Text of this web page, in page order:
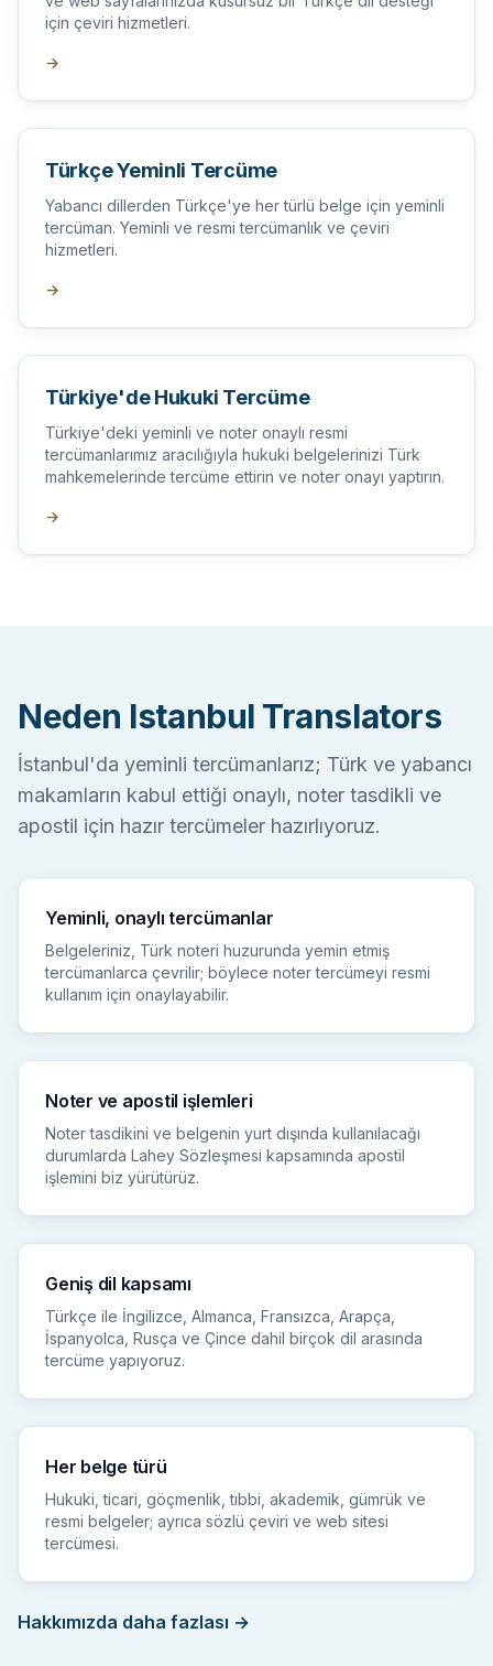
için çeviri hizmetleri.
→
Türkçe Yeminli Tercüme
Yabancı dillerden Türkçe'ye her türlü belge için yeminli
tercüman. Yeminli ve resmi tercümanlık ve çeviri
hizmetleri.
→
Türkiye'de Hukuki Tercüme
Türkiye'deki yeminli ve noter onaylı resmi
tercümanlarımız aracılığıyla hukuki belgelerinizi Türk
mahkemelerinde tercüme ettirin ve noter onayı yaptırın.
→
Neden Istanbul Translators
İstanbul'da yeminli tercümanlarız; Türk ve yabancı
makamların kabul ettiği onaylı, noter tasdikli ve
apostil için hazır tercümeler hazırlıyoruz.
Yeminli, onaylı tercümanlar
Belgeleriniz, Türk noteri huzurunda yemin etmiş
tercümanlarca çevrilir; böylece noter tercümeyi resmi
kullanım için onaylayabilir.
Noter ve apostil işlemleri
Noter tasdikini ve belgenin yurt dışında kullanılacağı
durumlarda Lahey Sözleşmesi kapsamında apostil
işlemini biz yürütürüz.
Geniş dil kapsamı
Türkçe ile İngilizce, Almanca, Fransızca, Arapça,
İspanyolca, Rusça ve Çince dahil birçok dil arasında
tercüme yapıyoruz.
Her belge türü
Hukuki, ticari, göçmenlik, tıbbi, akademik, gümrük ve
resmi belgeler; ayrıca sözlü çeviri ve web sitesi
tercümesi.
Hakkımızda daha fazlası →